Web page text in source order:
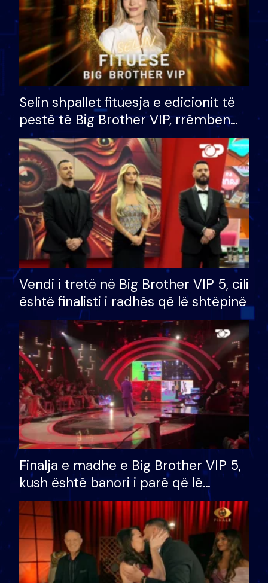
Selin shpallet fituesja e edicionit të
pestë të Big Brother VIP, rrëmben
çmimin e madh prej 100 mijë eurosh
Vendi i tretë në Big Brother VIP 5, cili
është finalisti i radhës që lë shtëpinë
Finalja e madhe e Big Brother VIP 5,
kush është banori i parë që lë
shtëpinë dhe humb mundësinë për
të fituar çmimin e madh